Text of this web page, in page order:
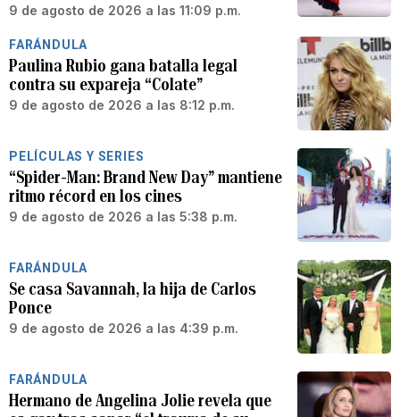
9 de agosto de 2026 a las 11:09 p.m.
FARÁNDULA
Paulina Rubio gana batalla legal
contra su expareja “Colate”
9 de agosto de 2026 a las 8:12 p.m.
PELÍCULAS Y SERIES
“Spider-Man: Brand New Day” mantiene
ritmo récord en los cines
9 de agosto de 2026 a las 5:38 p.m.
FARÁNDULA
Se casa Savannah, la hija de Carlos
Ponce
9 de agosto de 2026 a las 4:39 p.m.
FARÁNDULA
Hermano de Angelina Jolie revela que